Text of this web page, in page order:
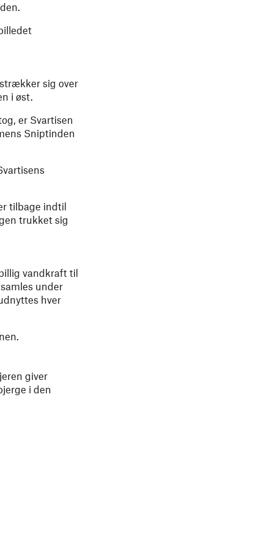
sig over
i øst.
er Svartisen
Sniptinden
tilbage indtil
trukket sig
vandkraft til
under
hver
giver
i den